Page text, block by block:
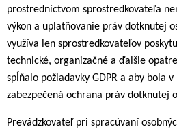
prostredníctvom sprostredkovateľa
výkon a uplatňovanie práv dotknutej
využíva len sprostredkovateľov
technické, organizačné a ďalšie
spĺňalo požiadavky GDPR a aby bola
zabezpečená ochrana práv dotknutej
Prevádzkovateľ pri spracúvaní